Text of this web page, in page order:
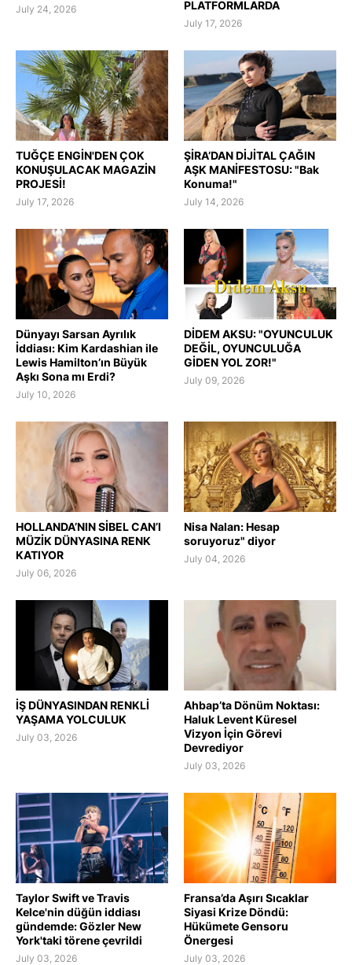
July 24, 2026
PLATFORMLARDA
July 17, 2026
TUĞÇE ENGİN'DEN ÇOK
KONUŞULACAK MAGAZİN
PROJESİ!
July 17, 2026
ŞİRA’DAN DİJİTAL ÇAĞIN
AŞK MANİFESTOSU: "Bak
Konuma!"
July 14, 2026
Dünyayı Sarsan Ayrılık
İddiası: Kim Kardashian ile
Lewis Hamilton’ın Büyük
Aşkı Sona mı Erdi?
July 10, 2026
DİDEM AKSU: "OYUNCULUK
DEĞİL, OYUNCULUĞA
GİDEN YOL ZOR!"
July 09, 2026
HOLLANDA’NIN SİBEL CAN’I
MÜZİK DÜNYASINA RENK
KATIYOR
July 06, 2026
Nisa Nalan: Hesap
soruyoruz" diyor
July 04, 2026
İŞ DÜNYASINDAN RENKLİ
YAŞAMA YOLCULUK
July 03, 2026
Ahbap’ta Dönüm Noktası:
Haluk Levent Küresel
Vizyon İçin Görevi
Devrediyor
July 03, 2026
Taylor Swift ve Travis
Kelce'nin düğün iddiası
gündemde: Gözler New
York'taki törene çevrildi
July 03, 2026
Fransa’da Aşırı Sıcaklar
Siyasi Krize Döndü:
Hükümete Gensoru
Önergesi
July 03, 2026